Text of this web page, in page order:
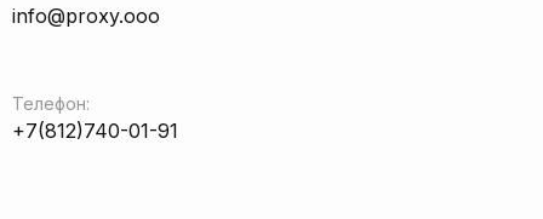
info@proxy.ooo
Телефон:
+7(812)740-01-91